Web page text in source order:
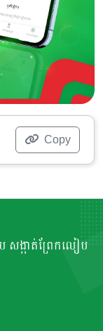
Copy
សង្កាត់ព្រែកលៀប